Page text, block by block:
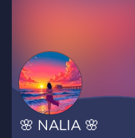
🌸 NALIA 🌸